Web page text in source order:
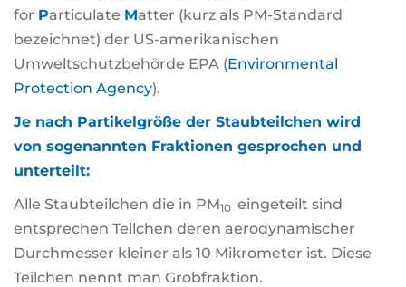
for Particulate Matter (kurz als PM-Standard
bezeichnet) der US-amerikanischen
Umweltschutzbehörde EPA (Environmental
Protection Agency).
Je nach Partikelgröße der Staubteilchen wird
von sogenannten Fraktionen gesprochen und
unterteilt:
Alle Staubteilchen die in PM10 eingeteilt sind
entsprechen Teilchen deren aerodynamischer
Durchmesser kleiner als 10 Mikrometer ist. Diese
Teilchen nennt man Grobfraktion.